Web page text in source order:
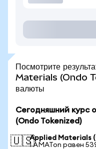
Посмотрите
Materials (Ondo
валюты
Сегодняшний курс
(Ondo Tokenized)
🇺🇸Applied Materials
1 AMATon равен